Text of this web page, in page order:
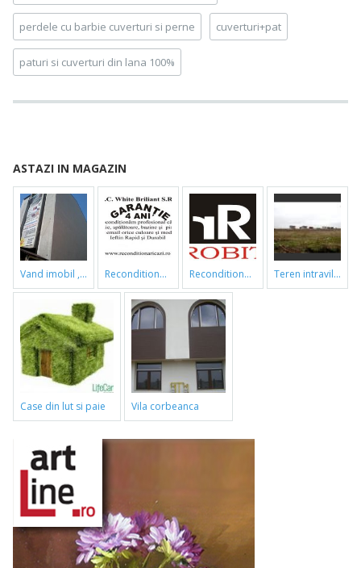
perdele cu barbie cuverturi si perne cuverturi+pat
paturi si cuverturi din lana 100%
ASTAZI IN MAGAZIN
vand imobil ,790m,piata gorjului,pret negociabil reconditionari cazi de baie reconditionari cazi de baie teren intravilan
case din lut si paie vila corbeanca